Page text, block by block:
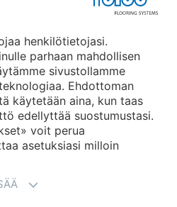
henkilötietojasi.
parhaan mahdollisen
sivustollamme
Ehdottoman
käytetään aina, kun taas
edellyttää suostumustasi.
voit perua
asetuksiasi milloin